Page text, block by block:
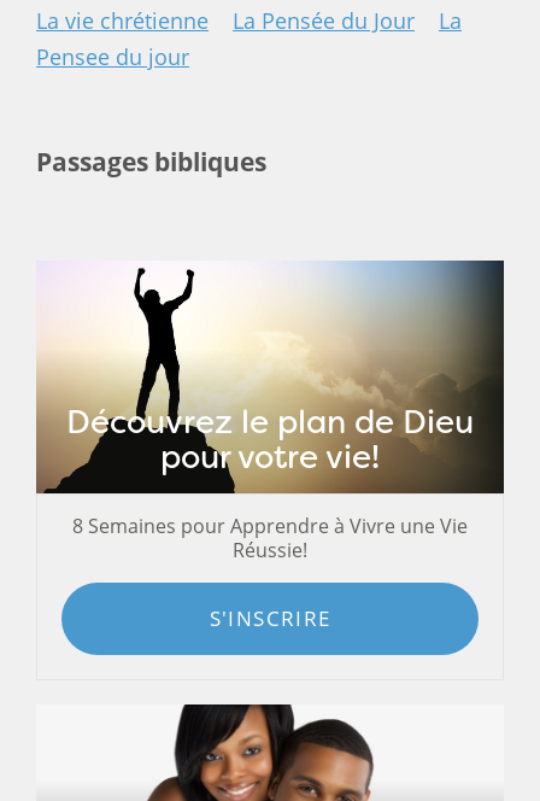
La vie chrétienne La Pensée du Jour
La
Pensee du jour
Passages bibliques
Découvrez le plan de Dieu
pour votre vie!
8 Semaines pour Apprendre à Vivre une Vie
Réussie!
S'INSCRIRE